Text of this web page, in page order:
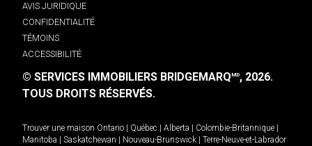
AVIS JURIDIQUE
CONFIDENTIALITÉ
TÉMOINS
ACCESSIBILITÉ
© SERVICES IMMOBILIERS BRIDGEMARQMD, 2026.
TOUS DROITS RÉSERVÉS.
Trouver une maison Ontario Québec Alberta Colombie-Britannique
Manitoba
Saskatchewan Nouveau-Brunswick
Terre-Neuve-et-Labrador